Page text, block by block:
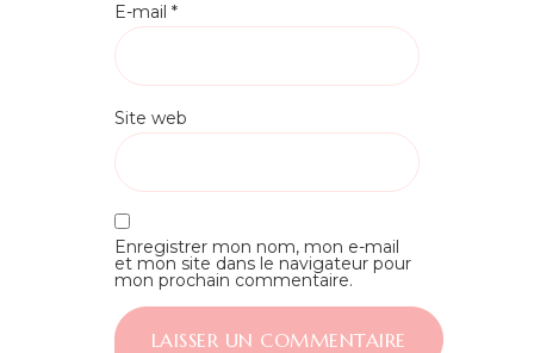
E-mail *
Site web
Enregistrer mon nom, mon e-mail
et mon site dans le navigateur pour
mon prochain commentaire.